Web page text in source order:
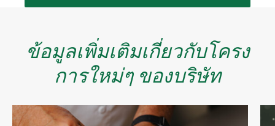
ข้อมูลเพิ่มเติมเกี่ยวกับโครง
การใหม่ๆ ของบริษัท